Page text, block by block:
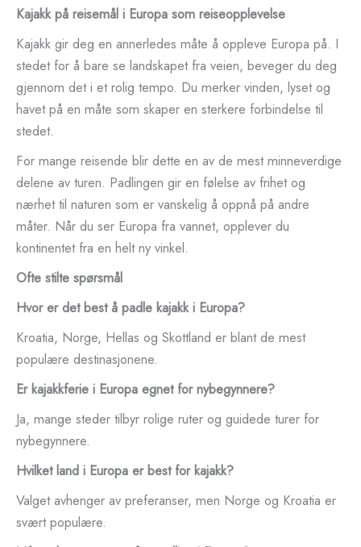
Kajakk på reisemål i Europa som reiseopplevelse
Kajakk gir deg en annerledes måte å oppleve Europa på. I
stedet for å bare se landskapet fra veien, beveger du deg
gjennom det i et rolig tempo. Du merker vinden, lyset og
havet på en måte som skaper en sterkere forbindelse til
stedet.
For mange reisende blir dette en av de mest minneverdige
delene av turen. Padlingen gir en følelse av frihet og
nærhet til naturen som er vanskelig å oppnå på andre
måter. Når du ser Europa fra vannet, opplever du
kontinentet fra en helt ny vinkel.
Ofte stilte spørsmål
Hvor er det best å padle kajakk i Europa?
Kroatia, Norge, Hellas og Skottland er blant de mest
populære destinasjonene.
Er kajakkferie i Europa egnet for nybegynnere?
Ja, mange steder tilbyr rolige ruter og guidede turer for
nybegynnere.
Hvilket land i Europa er best for kajakk?
Valget avhenger av preferanser, men Norge og Kroatia er
svært populære.